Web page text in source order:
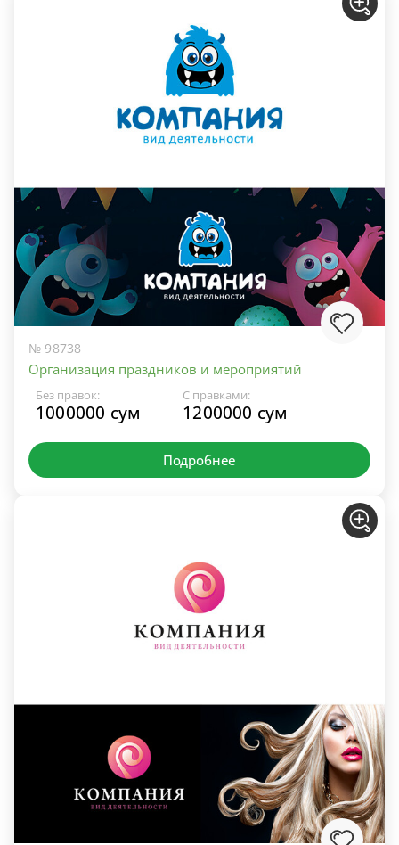
№ 98738
Организация праздников и мероприятий
Без правок:
1000000 сум
С правками:
1200000 сум
Подробнее